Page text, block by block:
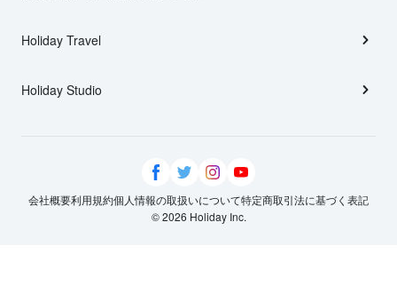
Holiday Travel
Holiday Studio
会社概要利用規約個人情報の取扱いについて特定商取引法に基づく表記
© 2026 Holiday Inc.